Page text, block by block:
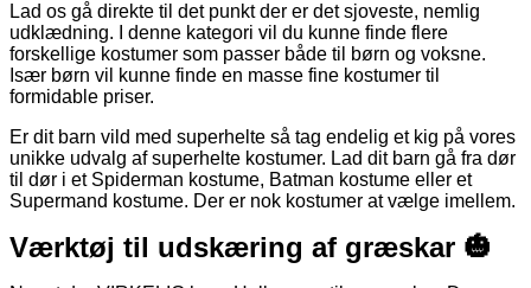
Lad os gå direkte til det punkt der er det sjoveste, nemlig
udklædning. I denne kategori vil du kunne finde flere
forskellige kostumer som passer både til børn og voksne.
Især børn vil kunne finde en masse fine kostumer til
formidable priser.
Er dit barn vild med superhelte så tag endelig et kig på vores
unikke udvalg af superhelte kostumer. Lad dit barn gå fra dør
til dør i et Spiderman kostume, Batman kostume eller et
Supermand kostume. Der er nok kostumer at vælge imellem.
Værktøj til udskæring af græskar 🎃